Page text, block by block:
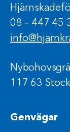
08 – 447 45
117 63
Genvägar